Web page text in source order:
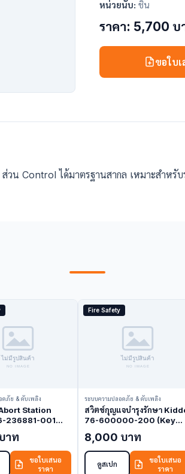
หน่วยนับ: ชิ้น
ราคา: 5,700 บ
ขอใบ
น Control ได้มาตรฐานสากล เหมาะสำหรั
ดภัย & ดับเพลิง
Station
236881-001
าท
ขอใบเสนอ
ราคา
Fire Safety
ระบบความปลอดภัย & ดับเพลิง
สวิตช์กุญแจบำรุงรักษา
76-600000-200 (Key
8,000 บาท
ดูสเปก
ขอใบเสนอ
ราคา